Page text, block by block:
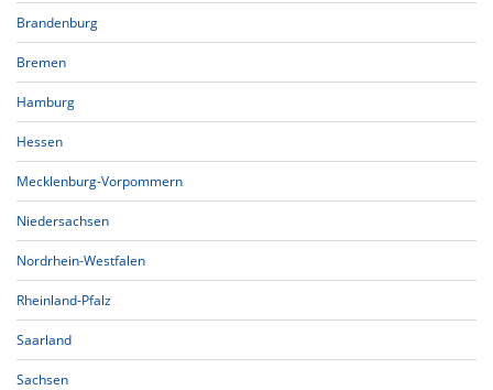
Brandenburg
Bremen
Hamburg
Hessen
Mecklenburg-Vorpommern
Niedersachsen
Nordrhein-Westfalen
Rheinland-Pfalz
Saarland
Sachsen